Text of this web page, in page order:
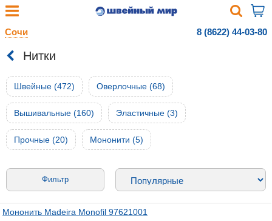
Сочи 8 (8622) 44-03-80
Нитки
Швейные (472) Оверлочные (68)
Вышивальные (160) Эластичные (3)
Прочные (20) Мононити (5)
Фильтр
Мононить Madeira Monofil 97621001